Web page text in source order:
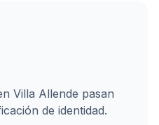
Villa Allende pasan
de identidad.